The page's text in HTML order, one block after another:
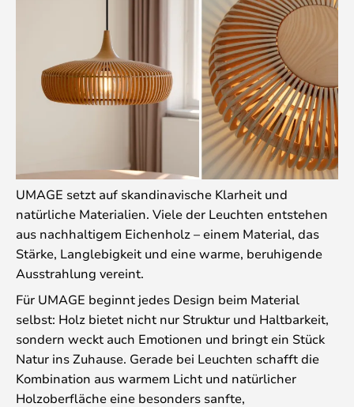
UMAGE setzt auf skandinavische Klarheit und
natürliche Materialien. Viele der Leuchten entstehen
aus nachhaltigem Eichenholz – einem Material, das
Stärke, Langlebigkeit und eine warme, beruhigende
Ausstrahlung vereint.
Für UMAGE beginnt jedes Design beim Material
selbst: Holz bietet nicht nur Struktur und Haltbarkeit,
sondern weckt auch Emotionen und bringt ein Stück
Natur ins Zuhause. Gerade bei Leuchten schafft die
Kombination aus warmem Licht und natürlicher
Holzoberfläche eine besonders sanfte,